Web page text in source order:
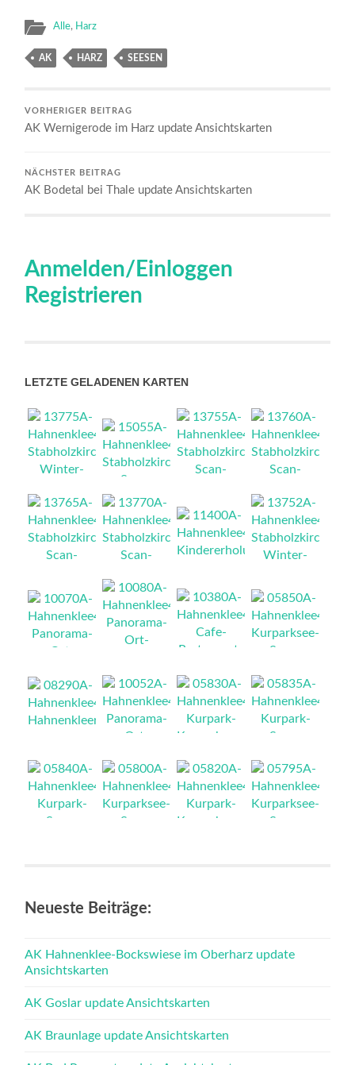
Alle, Harz
AK HARZ SEESEN
VORHERIGER BEITRAG
AK Wernigerode im Harz update Ansichtskarten
NÄCHSTER BEITRAG
AK Bodetal bei Thale update Ansichtskarten
Anmelden/Einloggen
Registrieren
LETZTE GELADENEN KARTEN
NEU NEU
NEU
NEU
NEU
NEU
Neueste Beiträge:
AK Hahnenklee-Bockswiese im Oberharz update
Ansichtskarten
AK Goslar update Ansichtskarten
AK Braunlage update Ansichtskarten